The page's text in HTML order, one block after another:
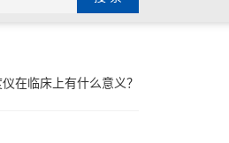
在临床上有什么意义？